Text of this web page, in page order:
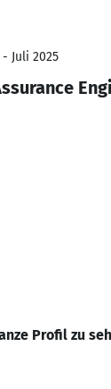
Juli 2025
Profil zu